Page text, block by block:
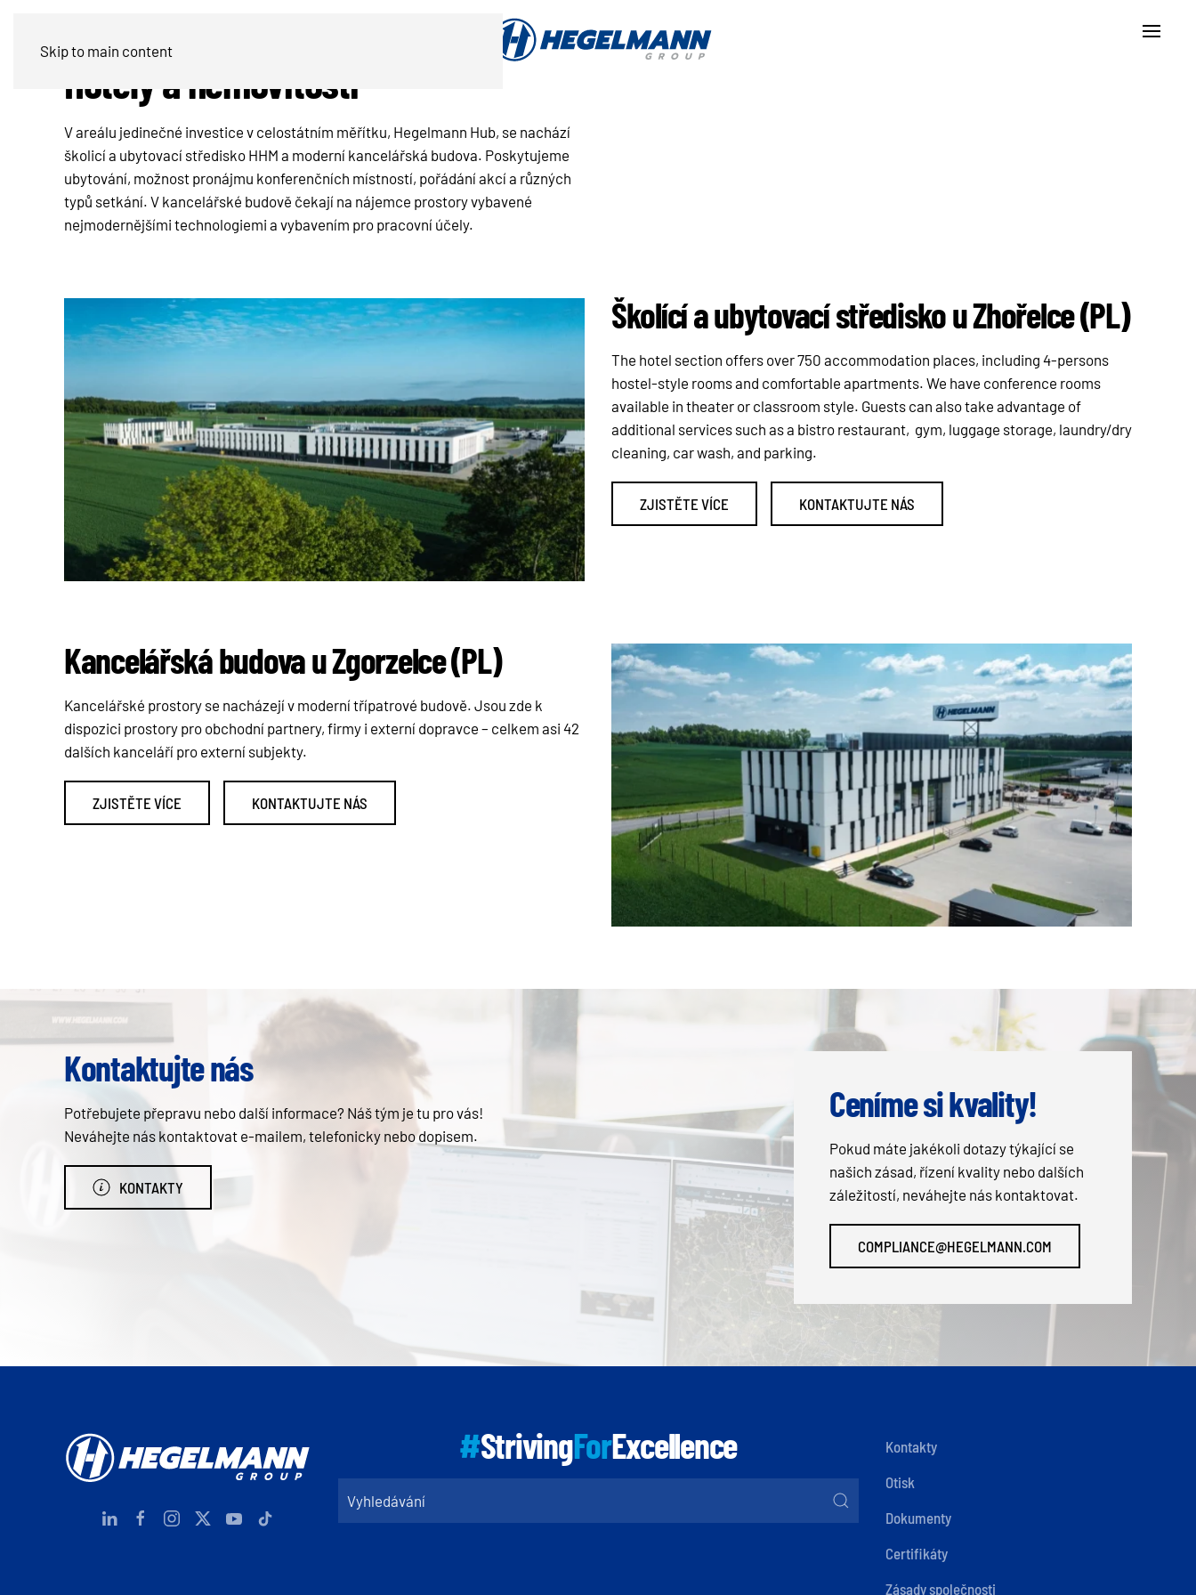
Skip to main content
Hotely a nemovitosti
V areálu jedinečné investice v celostátním měřítku, Hegelmann Hub, se nachází
školicí a ubytovací středisko HHM a moderní kancelářská budova. Poskytujeme
ubytování, možnost pronájmu konferenčních místností, pořádání akcí a různých
typů setkání. V kancelářské budově čekají na nájemce prostory vybavené
nejmodernějšími technologiemi a vybavením pro pracovní účely.
Školící a ubytovací středisko u Zhořelce (PL)
The hotel section offers over 750 accommodation places, including 4-persons
hostel-style rooms and comfortable apartments. We have conference rooms
available in theater or classroom style. Guests can also take advantage of
additional services such as a bistro restaurant, gym, luggage storage, laundry/dry
cleaning, car wash, and parking.
ZJISTĚTE VÍCE KONTAKTUJTE NÁS
Kancelářská budova u Zgorzelce (PL)
Kancelářské prostory se nacházejí v moderní třípatrové budově. Jsou zde k
dispozici prostory pro obchodní partnery, firmy i externí dopravce – celkem asi 42
dalších kanceláří pro externí subjekty.
ZJISTĚTE VÍCE KONTAKTUJTE NÁS
Kontaktujte nás
Potřebujete přepravu nebo další informace? Náš tým je tu pro vás!
Neváhejte nás kontaktovat e-mailem, telefonicky nebo dopisem.
KONTAKTY
Ceníme si kvality!
Pokud máte jakékoli dotazy týkající se
našich zásad, řízení kvality nebo dalších
záležitostí, neváhejte nás kontaktovat.
COMPLIANCE@HEGELMANN.COM
#StrivingForExcellence
Kontakty
Otisk
Dokumenty
Certifikáty
Zásady společnosti